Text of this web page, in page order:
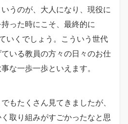
うのが、大人になり、現役に
った時にこそ、最終的に
いくでしょう。こういう世代
いる教員の方々の日々のお仕
な一歩一歩といえます。
もたくさん見てきましたが、
取り組みがすごかったなと思